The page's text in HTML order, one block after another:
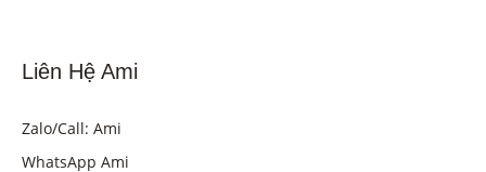
Liên Hệ Ami
Zalo/Call: Ami
WhatsApp Ami